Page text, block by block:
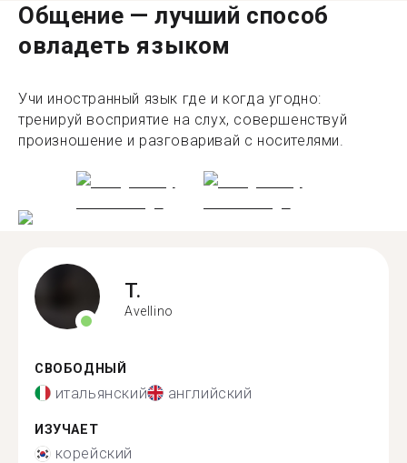
Общение — лучший способ
овладеть языком
Учи иностранный язык где и когда угодно:
тренируй восприятие на слух, совершенствуй
произношение и разговаривай с носителями.
T.
Avellino
СВОБОДНЫЙ
итальянский английский
ИЗУЧАЕТ
корейский